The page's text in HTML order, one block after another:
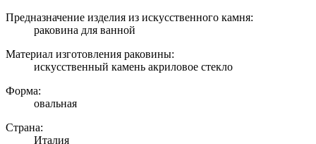
Предназначение изделия из искусственного камня:
раковина для ванной
Материал изготовления раковины:
искусственный камень акриловое стекло
Форма:
овальная
Страна:
Италия